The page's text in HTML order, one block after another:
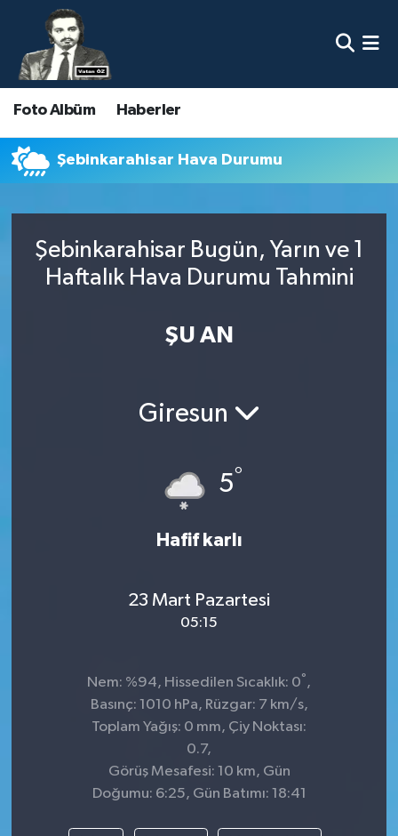
Foto Albüm Haberler
Şebinkarahisar Hava Durumu
Şebinkarahisar Bugün, Yarın ve 1
Haftalık Hava Durumu Tahmini
ŞU AN
Giresun
5°
Hafif karlı
23 Mart Pazartesi
05:15
Nem: %94, Hissedilen Sıcaklık: 0° ,
Basınç: 1010 hPa, Rüzgar: 7 km/s,
Toplam Yağış: 0 mm, Çiy Noktası:
0.7,
Görüş Mesafesi: 10 km, Gün
Doğumu: 6:25, Gün Batımı: 18:41
Nöbetçi Eczaneler
Hava Durumu
Namaz Vakitleri
Süper Lig Puan Durumu ve Fikstür
Son Dakika Haberleri